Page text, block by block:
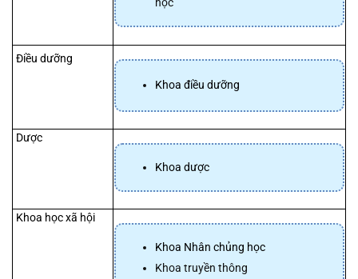
học
Điều dưỡng
Khoa điều dưỡng
Dược
Khoa dược
Khoa học xã hội
Khoa Nhân chủng học
Khoa truyền thông